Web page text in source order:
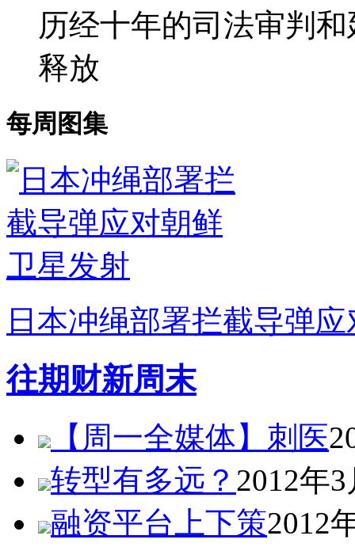
历经十年的司法审判
释放
每周图集
日本冲绳部署拦截导弹
往期财新周末
【周一全媒体】刺医
转型有多远？ 2012年
融资平台上下策2012